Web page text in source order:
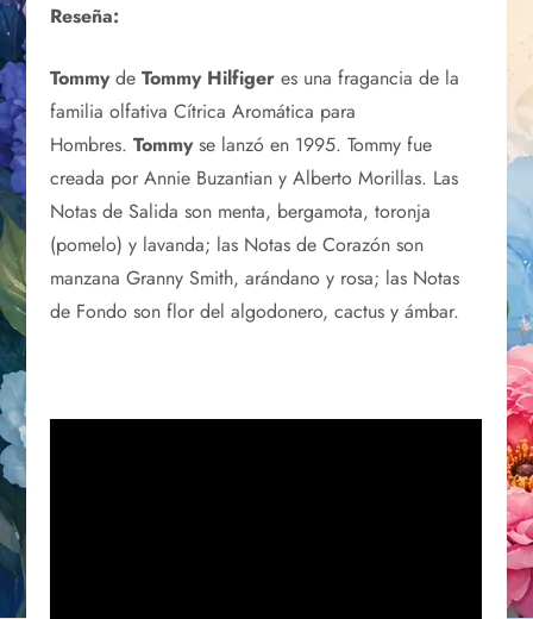
Reseña:
TommydeTommy Hilfiger es una fragancia de la
familia olfativa Cítrica Aromática para
Hombres.Tommyse lanzó en 1995. Tommy fue
creada por Annie Buzantian y Alberto Morillas. Las
Notas de Salida son menta, bergamota, toronja
(pomelo) y lavanda; las Notas de Corazón son
manzana Granny Smith, arándano y rosa; las Notas
de Fondo son flor del algodonero, cactus y ámbar.